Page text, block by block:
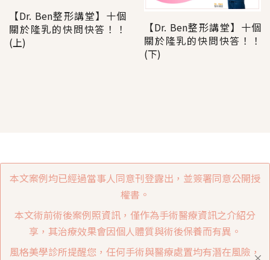
【Dr. Ben整形講堂】十個
關於隆乳的快問快答！！
(上)
【Dr. Ben整形講堂】十個
關於隆乳的快問快答！！
(下)
本文案例均已經過當事人同意刊登露出，並簽署同意公開授
權書。
本文術前術後案例照資訊，僅作為手術醫療資訊之介紹分
享，其治療效果會因個人體質與術後保養而有異。
風格美學診所提醒您，任何手術與醫療處置均有潛在風險，